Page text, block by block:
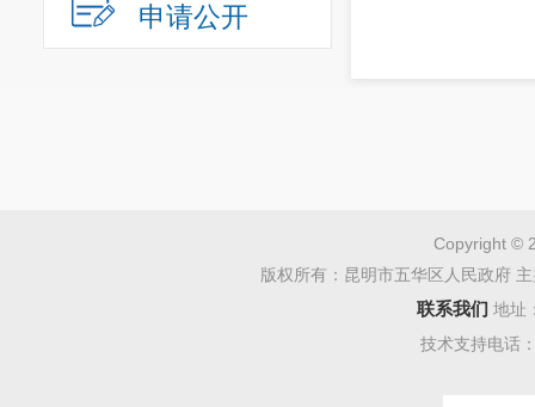
申请公开
Copyright ©
版权所有：昆明市五华区人民政府
联系我们 地址
技术支持电话